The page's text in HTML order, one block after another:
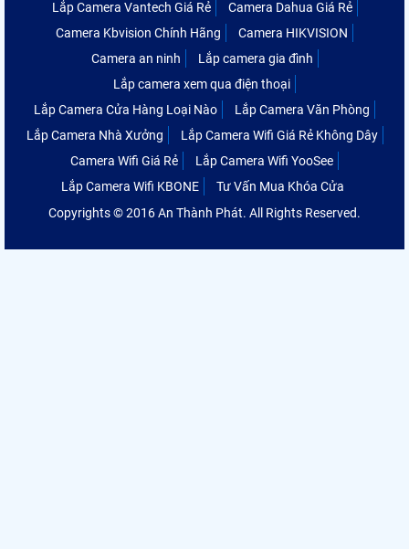
Lắp Camera Vantech Giá Rẻ
Camera Dahua Giá Rẻ
Camera Kbvision Chính Hãng
Camera HIKVISION
Camera an ninh
Lắp camera gia đình
Lắp camera xem qua điện thoại
Lắp Camera Cửa Hàng Loại Nào
Lắp Camera Văn Phòng
Lắp Camera Nhà Xưởng
Lắp Camera Wifi Giá Rẻ Không Dây
Camera Wifi Giá Rẻ
Lắp Camera Wifi YooSee
Lắp Camera Wifi KBONE
Tư Vấn Mua Khóa Cửa
Copyrights © 2016 An Thành Phát. All Rights Reserved.